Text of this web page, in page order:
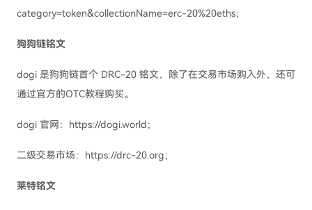
category=token&collectionName=erc-20%20eths；
狗狗链铭文
dogi 是狗狗链首个 DRC-20 铭文，除了在交易市场购入外，还可
通过官方的OTC教程购买。
dogi 官网：https://dogi.world；
二级交易市场：https://drc-20.org；
莱特铭文